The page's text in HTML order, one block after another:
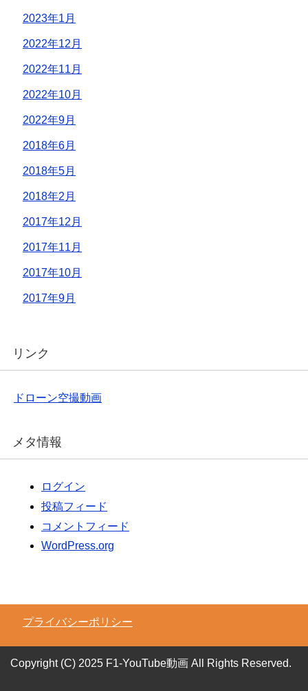
2023年1月
2022年12月
2022年11月
2022年10月
2022年9月
2018年6月
2018年5月
2018年2月
2017年12月
2017年11月
2017年10月
2017年9月
リンク
ドローン空撮動画
メタ情報
ログイン
投稿フィード
コメントフィード
WordPress.org
プライバシーポリシー
Copyright (C) 2025 F1-YouTube動画 All Rights Reserved.